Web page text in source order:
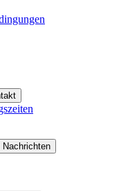
Nachrichten